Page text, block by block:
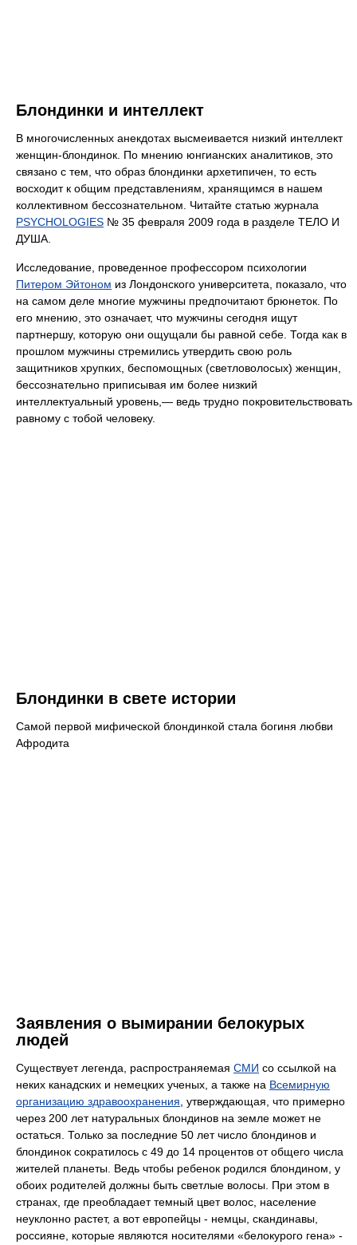
Блондинки и интеллект
В многочисленных анекдотах высмеивается низкий интеллект
женщин-блондинок. По мнению юнгианских аналитиков, это
связано с тем, что образ блондинки архетипичен, то есть
восходит к общим представлениям, хранящимся в нашем
коллективном бессознательном. Читайте статью журнала
PSYCHOLOGIES № 35 февраля 2009 года в разделе ТЕЛО И
ДУША.
Исследование, проведенное профессором психологии
Питером Эйтоном из Лондонского университета, показало, что
на самом деле многие мужчины предпочитают брюнеток. По
его мнению, это означает, что мужчины сегодня ищут
партнершу, которую они ощущали бы равной себе. Тогда как в
прошлом мужчины стремились утвердить свою роль
защитников хрупких, беспомощных (светловолосых) женщин,
бессознательно приписывая им более низкий
интеллектуальный уровень,— ведь трудно покровительствовать
равному с тобой человеку.
Блондинки в свете истории
Самой первой мифической блондинкой стала богиня любви
Афродита
Заявления о вымирании белокурых
людей
Существует легенда, распространяемая СМИ со ссылкой на
неких канадских и немецких ученых, а также на Всемирную
организацию здравоохранения , утверждающая, что примерно
через 200 лет натуральных блондинов на земле может не
остаться. Только за последние 50 лет число блондинов и
блондинок сократилось с 49 до 14 процентов от общего числа
жителей планеты. Ведь чтобы ребенок родился блондином, у
обоих родителей должны быть светлые волосы. При этом в
странах, где преобладает темный цвет волос, население
неуклонно растет, а вот европейцы - немцы, скандинавы,
россияне, которые являются носителями «белокурого гена» -